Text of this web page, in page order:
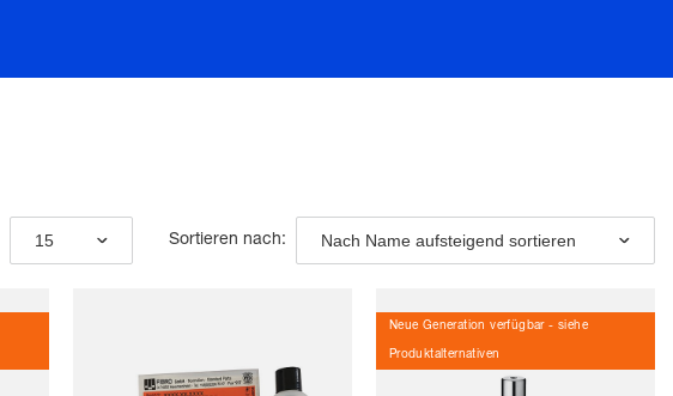
15 Sortieren nach: Nach Name aufsteigend sortieren
Neue Generation verfügbar - siehe
Produktalternativen